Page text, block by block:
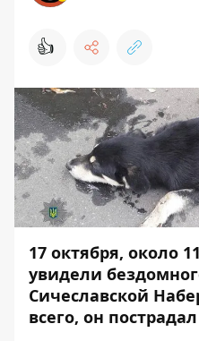
👍
17 октября, около
увидели
Сичеславской
всего, он